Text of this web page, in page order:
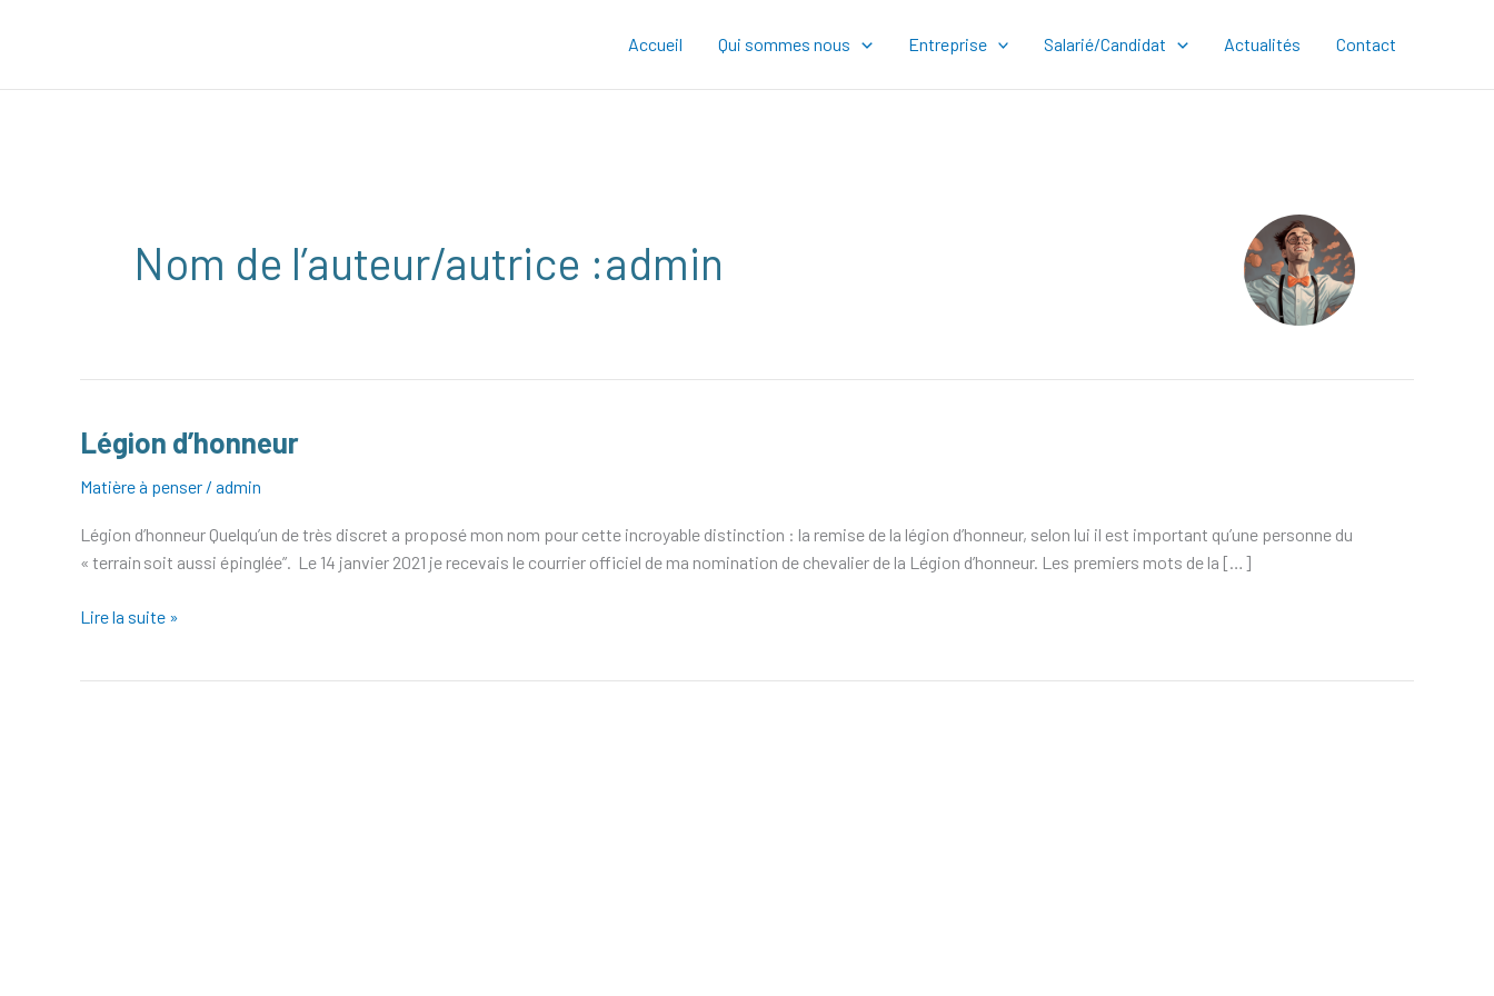
Accueil Qui sommes nous Entreprise Salarié/Candidat Actualités Contact
Nom de l’auteur/autrice :admin
Légion d’honneur
Matière à penser / admin
Légion d’honneur Quelqu’un de très discret a proposé mon nom pour cette incroyable distinction : la remise de la légion d’honneur, selon lui il est important qu’une personne du
« terrain soit aussi épinglée”. Le 14 janvier 2021 je recevais le courrier officiel de ma nomination de chevalier de la Légion d’honneur. Les premiers mots de la […]
Légion
d’honneur
Lire la suite »